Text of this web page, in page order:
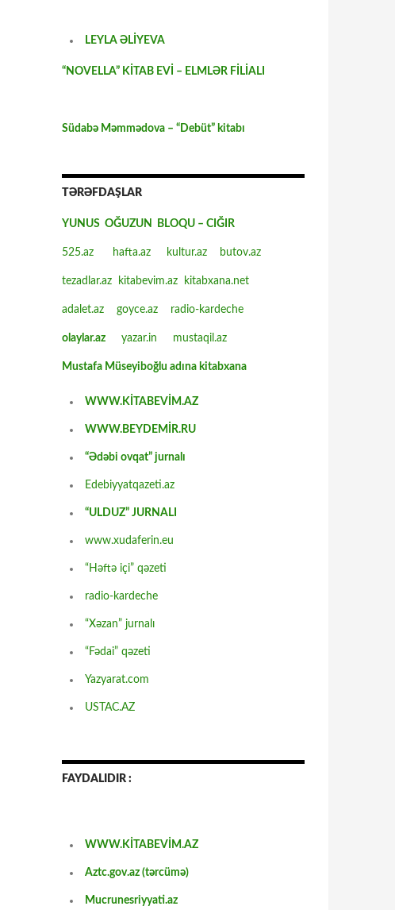
LEYLA ƏLİYEVA
“NOVELLA” KİTAB EVİ – ELMLƏR FİLİALI
Südabə Məmmədova – “Debüt” kitabı
TƏRƏFDAŞLAR
YUNUS OĞUZUN BLOQU – CIĞIR
525.az hafta.az kultur.az butov.az
tezadlar.az kitabevim.az kitabxana.net
adalet.az goyce.az radio-kardeche
olaylar.az yazar.in mustaqil.az
Mustafa Müseyiboğlu adına kitabxana
WWW.KİTABEVİM.AZ
WWW.BEYDEMİR.RU
“Ədəbi ovqat” jurnalı
Edebiyyatqazeti.az
“ULDUZ” JURNALI
www.xudaferin.eu
“Həftə içi” qəzeti
radio-kardeche
“Xəzan” jurnalı
“Fədai” qəzeti
Yazyarat.com
USTAC.AZ
FAYDALIDIR :
WWW.KİTABEVİM.AZ
Aztc.gov.az (tərcümə)
Mucrunesriyyati.az